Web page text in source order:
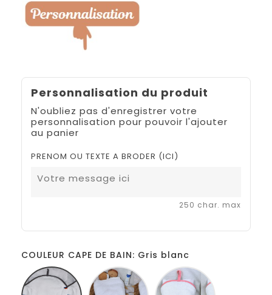
Personnalisation du produit
N'oubliez pas d'enregistrer votre
personnalisation pour pouvoir l'ajouter
au panier
PRENOM OU TEXTE A BRODER (ICI)
250 char. max
COULEUR CAPE DE BAIN: Gris blanc
blanc
Blanc